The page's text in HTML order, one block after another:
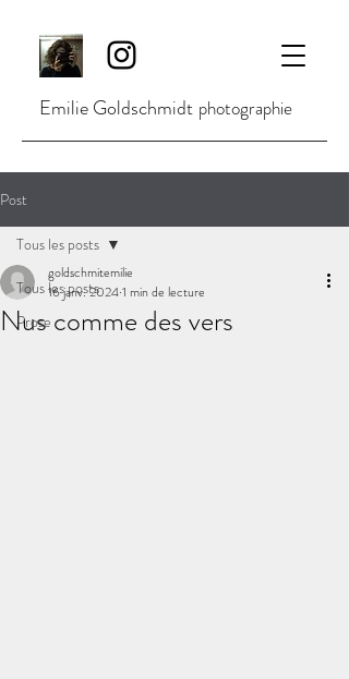
Emilie Goldschmidt photographie
Post
Tous les posts
Prose
Tous les posts
Nus comme des vers
goldschmitemilie
16 janv. 20241 min de lecture